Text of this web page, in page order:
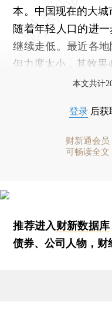
本。中国现在的大
随着年轻人口的进
继续走低。最近各
但力度太小，其效果
本文共计
登录 后获
财新通会员
可畅读全文
推荐进入财新数据库
债券、公司人物，财